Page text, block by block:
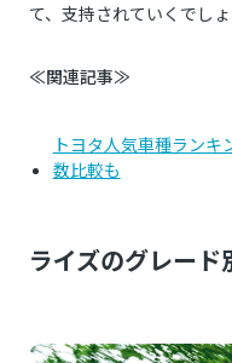
て、支持されていくでしょ
≪関連記事≫
トヨタ人気車種ラン
数比較も
ライズのグレード